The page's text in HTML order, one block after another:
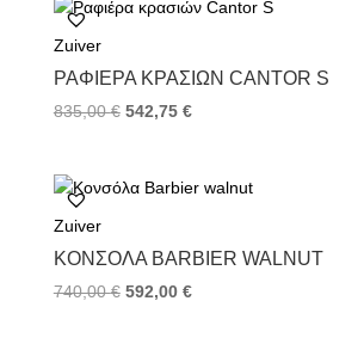
Zuiver
ΡΑΦΙΈΡΑ ΚΡΑΣΙΏΝ CANTOR S
835,00€ 542,75 €
Zuiver
ΚΟΝΣΌΛΑ BARBIER WALNUT
740,00€ 592,00 €